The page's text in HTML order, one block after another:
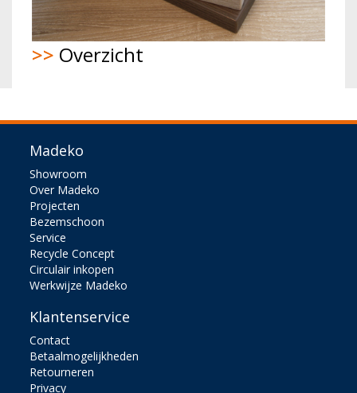
>> Overzicht
Madeko
Showroom
Over Madeko
Projecten
Bezemschoon
Service
Recycle Concept
Circulair inkopen
Werkwijze Madeko
Klantenservice
Contact
Betaalmogelijkheden
Retourneren
Privacy